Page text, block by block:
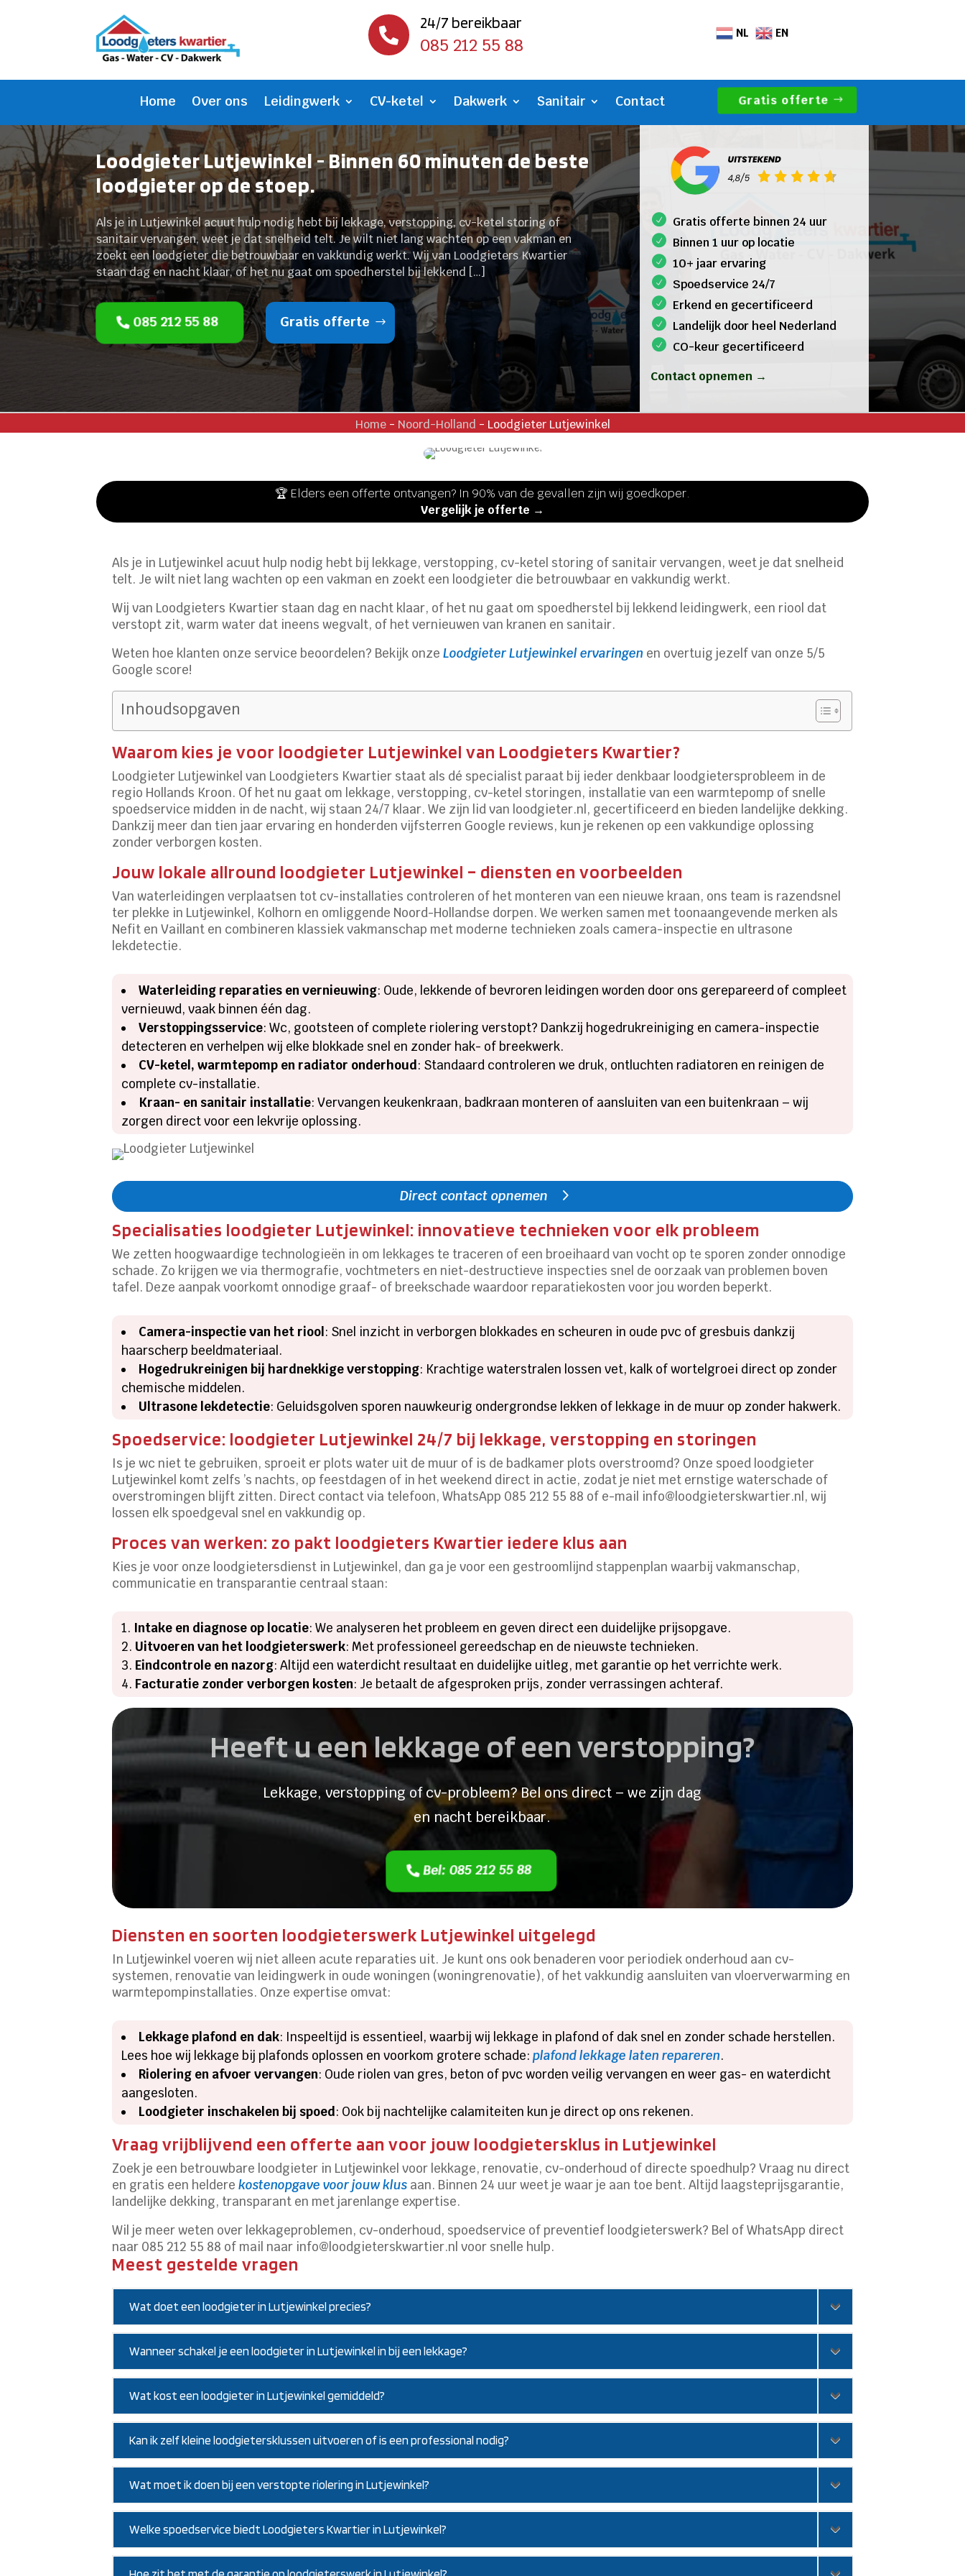

24/7 bereikbaar
085 212 55 88
NL EN
Home Over ons Leidingwerk CV-ketel Dakwerk Sanitair Contact Gratis offerte
Loodgieter Lutjewinkel - Binnen 60 minuten de beste
loodgieter op de stoep.
Als je in Lutjewinkel acuut hulp nodig hebt bij lekkage, verstopping, cv-ketel storing of
sanitair vervangen, weet je dat snelheid telt. Je wilt niet lang wachten op een vakman en
zoekt een loodgieter die betrouwbaar en vakkundig werkt. Wij van Loodgieters Kwartier
staan dag en nacht klaar, of het nu gaat om spoedherstel bij lekkend […]
085 212 55 88 Gratis offerte
Gratis offerte binnen 24 uur
Binnen 1 uur op locatie
10+ jaar ervaring
Spoedservice 24/7
Erkend en gecertificeerd
Landelijk door heel Nederland
CO-keur gecertificeerd
Contact opnemen →
Home- Noord-Holland - Loodgieter Lutjewinkel
🏆 Elders een offerte ontvangen? In 90% van de gevallen zijn wij goedkoper.
Vergelijk je offerte →
Als je in Lutjewinkel acuut hulp nodig hebt bij lekkage, verstopping, cv-ketel storing of sanitair vervangen, weet je dat snelheid
telt. Je wilt niet lang wachten op een vakman en zoekt een loodgieter die betrouwbaar en vakkundig werkt.
Wij van Loodgieters Kwartier staan dag en nacht klaar, of het nu gaat om spoedherstel bij lekkend leidingwerk, een riool dat
verstopt zit, warm water dat ineens wegvalt, of het vernieuwen van kranen en sanitair.
Weten hoe klanten onze service beoordelen? Bekijk onzeLoodgieter Lutjewinkel ervaringen en overtuig jezelf van onze 5/5
Google score!
Inhoudsopgaven
Waarom kies je voor loodgieter Lutjewinkel van Loodgieters Kwartier?
Loodgieter Lutjewinkel van Loodgieters Kwartier staat als dé specialist paraat bij ieder denkbaar loodgietersprobleem in de
regio Hollands Kroon. Of het nu gaat om lekkage, verstopping, cv-ketel storingen, installatie van een warmtepomp of snelle
spoedservice midden in de nacht, wij staan 24/7 klaar. We zijn lid van loodgieter.nl, gecertificeerd en bieden landelijke dekking.
Dankzij meer dan tien jaar ervaring en honderden vijfsterren Google reviews, kun je rekenen op een vakkundige oplossing
zonder verborgen kosten.
Jouw lokale allround loodgieter Lutjewinkel – diensten en voorbeelden
Van waterleidingen verplaatsen tot cv-installaties controleren of het monteren van een nieuwe kraan, ons team is razendsnel
ter plekke in Lutjewinkel, Kolhorn en omliggende Noord-Hollandse dorpen. We werken samen met toonaangevende merken als
Nefit en Vaillant en combineren klassiek vakmanschap met moderne technieken zoals camera-inspectie en ultrasone
lekdetectie.
Waterleiding reparaties en vernieuwing: Oude, lekkende of bevroren leidingen worden door ons gerepareerd of compleet
vernieuwd, vaak binnen één dag.
Verstoppingsservice: Wc, gootsteen of complete riolering verstopt? Dankzij hogedrukreiniging en camera-inspectie
detecteren en verhelpen wij elke blokkade snel en zonder hak- of breekwerk.
CV-ketel, warmtepomp en radiator onderhoud: Standaard controleren we druk, ontluchten radiatoren en reinigen de
complete cv-installatie.
Kraan- en sanitair installatie: Vervangen keukenkraan, badkraan monteren of aansluiten van een buitenkraan – wij
zorgen direct voor een lekvrije oplossing.
Direct contact opnemen
Specialisaties loodgieter Lutjewinkel: innovatieve technieken voor elk probleem
We zetten hoogwaardige technologieën in om lekkages te traceren of een broeihaard van vocht op te sporen zonder onnodige
schade. Zo krijgen we via thermografie, vochtmeters en niet-destructieve inspecties snel de oorzaak van problemen boven
tafel. Deze aanpak voorkomt onnodige graaf- of breekschade waardoor reparatiekosten voor jou worden beperkt.
Camera-inspectie van het riool: Snel inzicht in verborgen blokkades en scheuren in oude pvc of gresbuis dankzij
haarscherp beeldmateriaal.
Hogedrukreinigen bij hardnekkige verstopping: Krachtige waterstralen lossen vet, kalk of wortelgroei direct op zonder
chemische middelen.
Ultrasone lekdetectie: Geluidsgolven sporen nauwkeurig ondergrondse lekken of lekkage in de muur op zonder hakwerk.
Spoedservice: loodgieter Lutjewinkel 24/7 bij lekkage, verstopping en storingen
Is je wc niet te gebruiken, sproeit er plots water uit de muur of is de badkamer plots overstroomd? Onze spoed loodgieter
Lutjewinkel komt zelfs ’s nachts, op feestdagen of in het weekend direct in actie, zodat je niet met ernstige waterschade of
overstromingen blijft zitten. Direct contact via telefoon, WhatsApp 085 212 55 88 of e-mail info@loodgieterskwartier.nl, wij
lossen elk spoedgeval snel en vakkundig op.
Proces van werken: zo pakt loodgieters Kwartier iedere klus aan
Kies je voor onze loodgietersdienst in Lutjewinkel, dan ga je voor een gestroomlijnd stappenplan waarbij vakmanschap,
communicatie en transparantie centraal staan:
Intake en diagnose op locatie: We analyseren het probleem en geven direct een duidelijke prijsopgave.
Uitvoeren van het loodgieterswerk: Met professioneel gereedschap en de nieuwste technieken.
Eindcontrole en nazorg: Altijd een waterdicht resultaat en duidelijke uitleg, met garantie op het verrichte werk.
Facturatie zonder verborgen kosten: Je betaalt de afgesproken prijs, zonder verrassingen achteraf.
Heeft u een lekkage of een verstopping?
Lekkage, verstopping of cv-probleem? Bel ons direct – we zijn dag
en nacht bereikbaar.
Bel: 085 212 55 88
Diensten en soorten loodgieterswerk Lutjewinkel uitgelegd
In Lutjewinkel voeren wij niet alleen acute reparaties uit. Je kunt ons ook benaderen voor periodiek onderhoud aan cv-
systemen, renovatie van leidingwerk in oude woningen (woningrenovatie), of het vakkundig aansluiten van vloerverwarming en
warmtepompinstallaties. Onze expertise omvat:
Lekkage plafond en dak: Inspeeltijd is essentieel, waarbij wij lekkage in plafond of dak snel en zonder schade herstellen.
Lees hoe wij lekkage bij plafonds oplossen en voorkom grotere schade:plafond lekkage laten repareren.
Riolering en afvoer vervangen: Oude riolen van gres, beton of pvc worden veilig vervangen en weer gas- en waterdicht
aangesloten.
Loodgieter inschakelen bij spoed: Ook bij nachtelijke calamiteiten kun je direct op ons rekenen.
Vraag vrijblijvend een offerte aan voor jouw loodgietersklus in Lutjewinkel
Zoek je een betrouwbare loodgieter in Lutjewinkel voor lekkage, renovatie, cv-onderhoud of directe spoedhulp? Vraag nu direct
en gratis een helderekostenopgave voor jouw klus aan. Binnen 24 uur weet je waar je aan toe bent. Altijd laagsteprijsgarantie,
landelijke dekking, transparant en met jarenlange expertise.
Wil je meer weten over lekkageproblemen, cv-onderhoud, spoedservice of preventief loodgieterswerk? Bel of WhatsApp direct
naar 085 212 55 88 of mail naar info@loodgieterskwartier.nl voor snelle hulp.
Meest gestelde vragen
Wat doet een loodgieter in Lutjewinkel precies?
Wanneer schakel je een loodgieter in Lutjewinkel in bij een lekkage?
Wat kost een loodgieter in Lutjewinkel gemiddeld?
Kan ik zelf kleine loodgietersklussen uitvoeren of is een professional nodig?
Wat moet ik doen bij een verstopte riolering in Lutjewinkel?
Welke spoedservice biedt Loodgieters Kwartier in Lutjewinkel?